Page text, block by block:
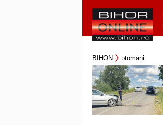
BIHON otomani